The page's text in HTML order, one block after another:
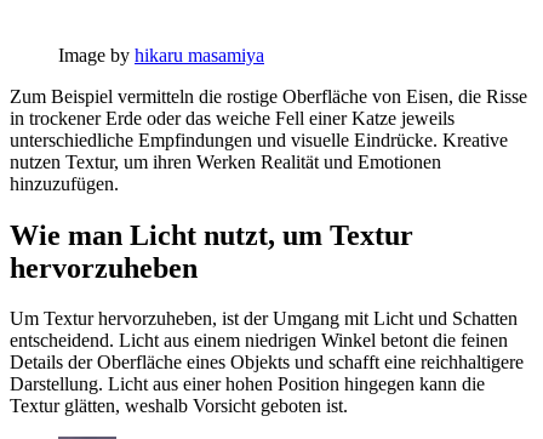
Image by hikaru masamiya
Zum Beispiel vermitteln die rostige Oberfläche von Eisen, die Risse
in trockener Erde oder das weiche Fell einer Katze jeweils
unterschiedliche Empfindungen und visuelle Eindrücke. Kreative
nutzen Textur, um ihren Werken Realität und Emotionen
hinzuzufügen.
Wie man Licht nutzt, um Textur
hervorzuheben
Um Textur hervorzuheben, ist der Umgang mit Licht und Schatten
entscheidend. Licht aus einem niedrigen Winkel betont die feinen
Details der Oberfläche eines Objekts und schafft eine reichhaltigere
Darstellung. Licht aus einer hohen Position hingegen kann die
Textur glätten, weshalb Vorsicht geboten ist.